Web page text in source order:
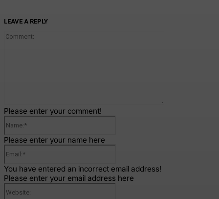
LEAVE A REPLY
Please enter your comment!
Please enter your name here
You have entered an incorrect email address!
Please enter your email address here